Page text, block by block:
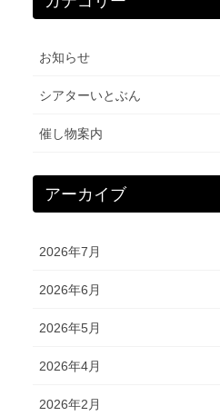
お知らせ
シアターいとぶん
催し物案内
アーカイブ
2026年7月
2026年6月
2026年5月
2026年4月
2026年2月